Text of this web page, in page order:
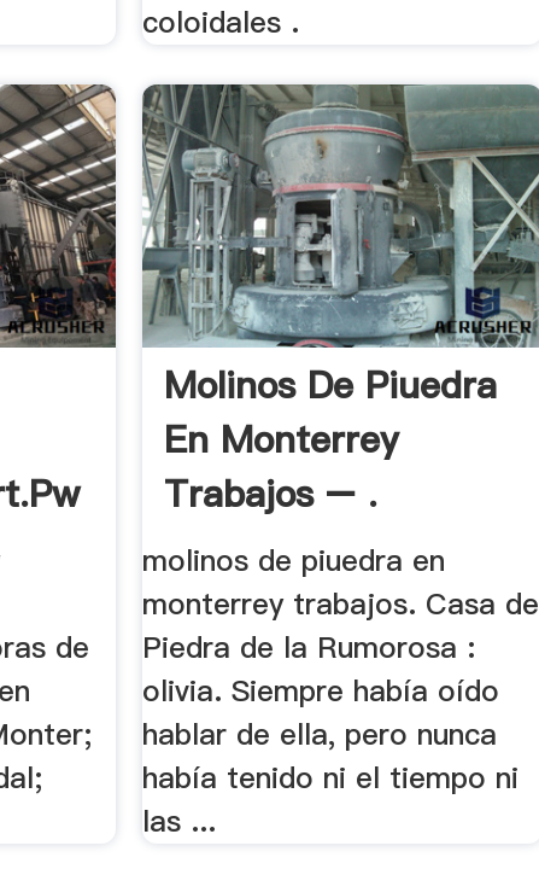
coloidales .
de
Molinos De Piuedra
En Monterrey
Trabajos – .
molinos de piuedra en
monterrey trabajos. Casa de
Piedra de la Rumorosa :
olivia. Siempre había oído
hablar de ella, pero nunca
había tenido ni el tiempo ni
las ...